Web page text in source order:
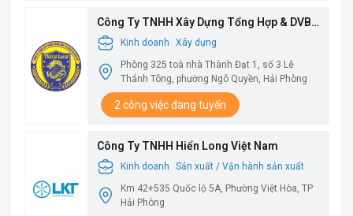
Công Ty TNHH Xây Dựng Tổng Hợp & DVBV
Thăng Long
Kinh doanh
Xây dựng
Phòng 325 toà nhà Thành Đạt 1, số 3 Lê
Thánh Tông, phường Ngô Quyền, Hải Phòng
2 công việc đang tuyển
Công Ty TNHH Hiển Long Việt Nam
Kinh doanh
Sản xuất / Vận hành sản xuất
Km 42+535 Quốc lộ 5A, Phường Việt Hòa, TP
Hải Phòng